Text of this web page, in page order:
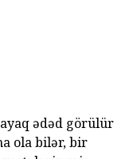
ədəd görülür
ola bilər, bir